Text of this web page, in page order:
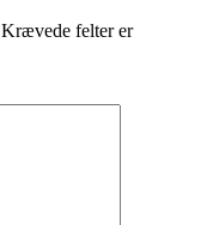
Krævede felter er